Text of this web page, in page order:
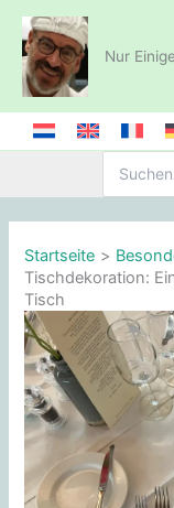
Zum
Inhalt
springen
Nur
nach:
Startseite
Tischdekoration:
Tisch